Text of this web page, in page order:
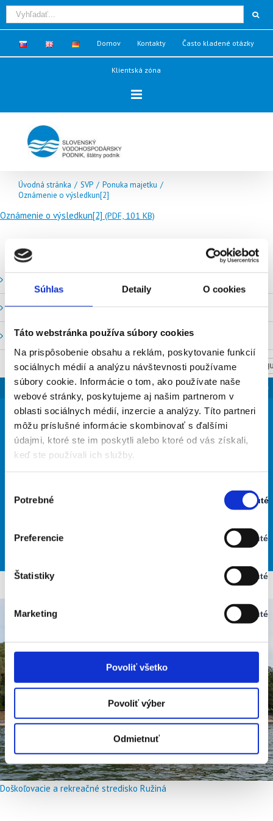
Súhlas Detaily O cookies
Táto webstránka používa súbory cookies
Na prispôsobenie obsahu a reklám, poskytovanie funkcií
sociálnych médií a analýzu návštevnosti používame
súbory cookie. Informácie o tom, ako používate naše
webové stránky, poskytujeme aj našim partnerom v
oblasti sociálnych médií, inzercie a analýzy. Títo partneri
môžu príslušné informácie skombinovať s ďalšími
údajmi, ktoré ste im poskytli alebo ktoré od vás získali,
keď ste používali ich služby.
súhlasu
Potrebné Zapnuté
Stav:
Preferencie
Vypnuté
Stav:
Štatistiky
Vypnuté
Stav:
Marketing
Vypnuté
Stav:
Povoliť všetko
Povoliť výber
Odmietnuť
Domov Kontakty Často kladené otázky
Klientská zóna
Úvodná stránka / SVP / Ponuka majetku /
Oznámenie o výsledkun[2]
Oznámenie o výsledkun[2] (PDF, 101 KB)
Stavy a prietoky SVP, š. p.
Mapový portál
SLOVENSKO
NASTAV
30°
takmer jasno
41% Vlhkosť vzduchu:
29° 29°
Doškoľovacie a rekreačné stredisko Ružiná